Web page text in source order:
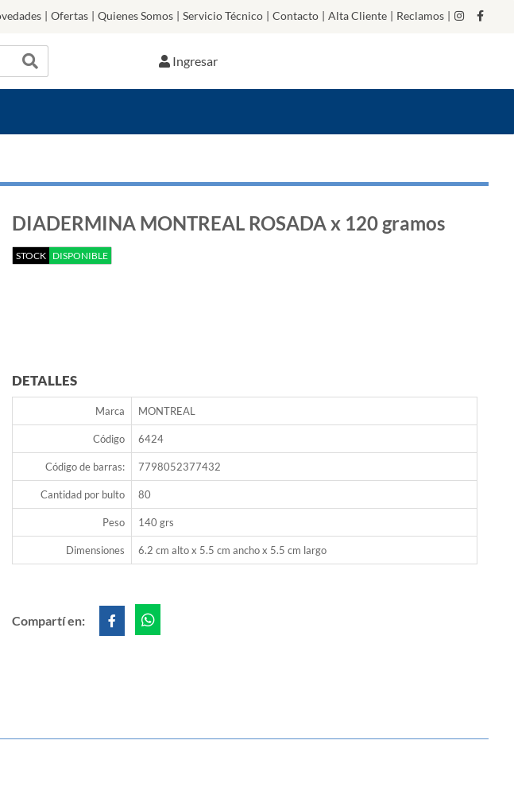
| Ofertas | Quienes Somos | Servicio Técnico | Contacto | Alta Cliente | Reclamos |
Ingresar
DIADERMINA MONTREAL ROSADA x 120 gramos
STOCK DISPONIBLE
DETALLES
Marca MONTREAL
Código 6424
Código de barras: 7798052377432
Cantidad por bulto 80
Peso 140 grs
Dimensiones 6.2 cm alto x 5.5 cm ancho x 5.5 cm largo
Compartí en: